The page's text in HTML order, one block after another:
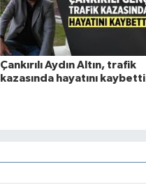
Çankırılı Aydın Altın, trafik
kazasında hayatını kaybetti